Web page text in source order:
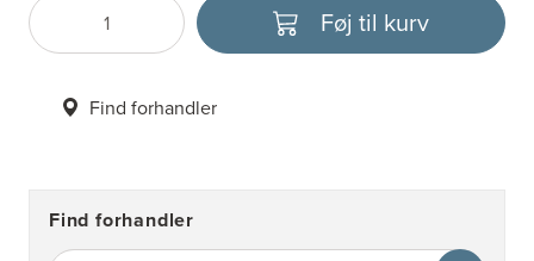
Antal
Vælg enhed Føj til kurv
Find forhandler
Find forhandler